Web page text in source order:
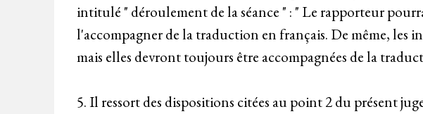
intitulé " déroulement de la séance " : " Le rapporteur
l'accompagner de la traduction en français. De même, les
mais elles devront toujours être accompagnées de la
5. Il ressort des dispositions citées au point 2 du présent